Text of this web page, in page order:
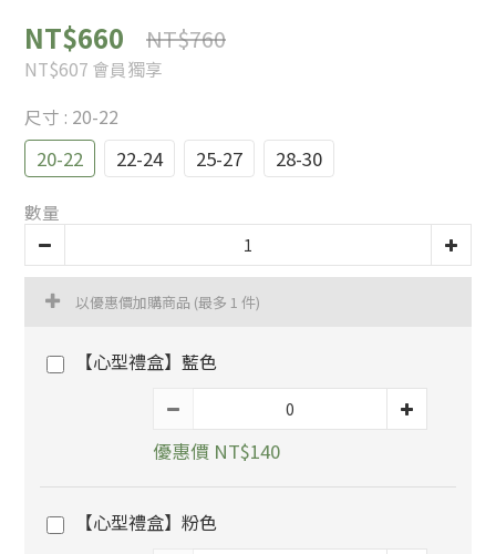
NT$660 NT$760
NT$607 會員獨享
尺寸 : 20-22
20-22 22-24 25-27 28-30
數量
以優惠價加購商品 (最多 1 件)
【心型禮盒】藍色
優惠價 NT$140
【心型禮盒】粉色